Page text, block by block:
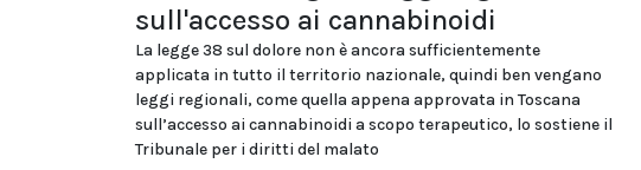
sull'accesso ai cannabinoidi
La legge 38 sul dolore non è ancora sufficientemente
applicata in tutto il territorio nazionale, quindi ben vengano
leggi regionali, come quella appena approvata in Toscana
sull’accesso ai cannabinoidi a scopo terapeutico, lo sostiene il
Tribunale per i diritti del malato